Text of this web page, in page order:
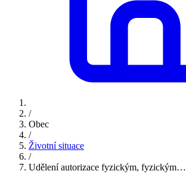
/
Obec
/
Životní situace
/
Udělení autorizace fyzickým, fyzickým…